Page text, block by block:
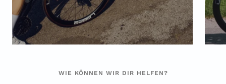
WIE KÖNNEN WIR DIR HELFEN?